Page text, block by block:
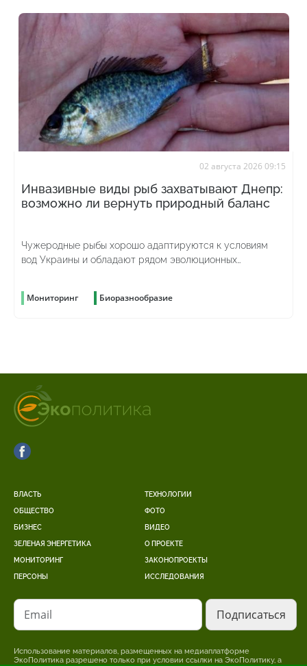
02 августа 2026 09:15
Инвазивные виды рыб захватывают Днепр:
возможно ли вернуть природный баланс
Чужеродные рыбы хорошо адаптируются к условиям
вод Украины и обладают рядом эволюционных
Мониторинг Биоразнообразие
ВЛАСТЬ
ОБЩЕСТВО
БИЗНЕС
ЗЕЛЕНАЯ ЭНЕРГЕТИКА
МОНИТОРИНГ
ПЕРСОНЫ
ТЕХНОЛОГИИ
ФОТО
ВИДЕО
О ПРОЕКТЕ
ЗАКОНОПРОЕКТЫ
ИССЛЕДОВАНИЯ
Email
Использование материалов, размещенных на медиаплатформе
ЭкоПолитика разрешено только при условии ссылки на ЭкоПолитику, а